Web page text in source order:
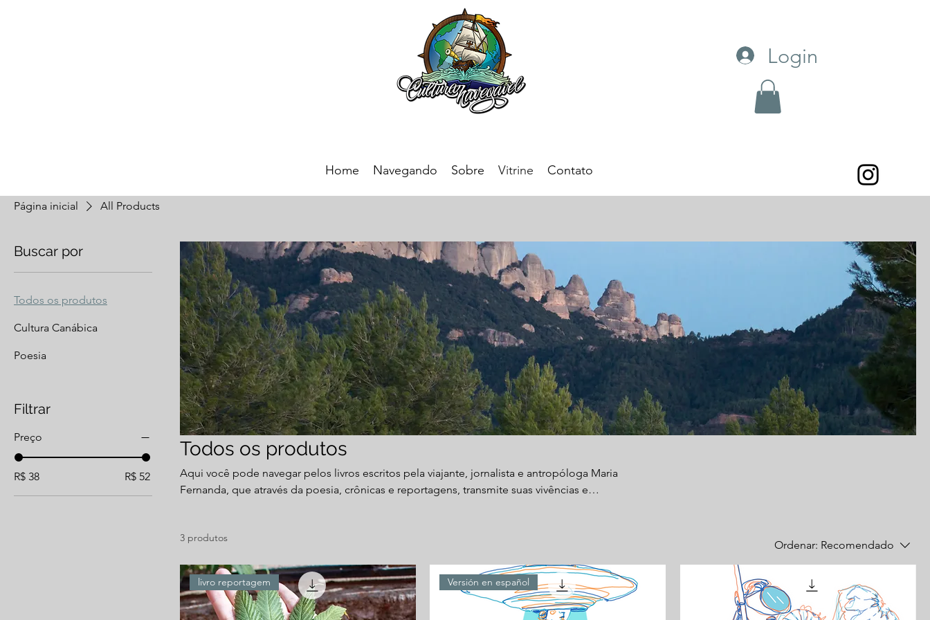
Login
Home Navegando Sobre Vitrine Contato
Página inicial All Products
Buscar por
Todos os produtos
Cultura Canábica
Poesia
Filtrar
Preço
R$ 38 R$ 52
Todos os produtos
Aqui você pode navegar pelos livros escritos pela viajante, jornalista e antropóloga Maria
Fernanda, que através da poesia, crônicas e reportagens, transmite suas vivências e
3 produtos
Ordenar: Recomendado
livro reportagem Versión en español